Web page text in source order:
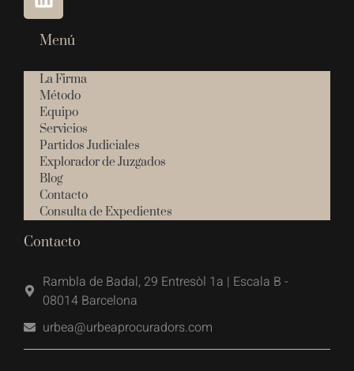
Menú
La Firma
Método
Equipo
Servicios
Partidos Judiciales
Explorador de Juzgados
Blog
Contacto
Consulta de Expedientes
Contacto
Rambla de Badal, 29 Entresòl 1a | Escala B -
08014 Barcelona
urbea@urbeaprocuradors.com